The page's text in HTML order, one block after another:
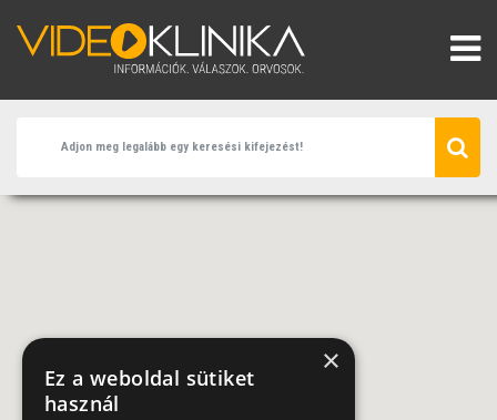
×
Ez a weboldal sütiket
használ